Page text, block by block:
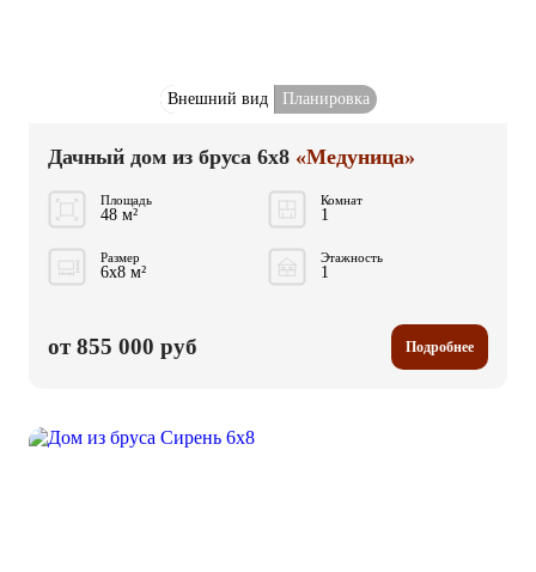
Внешний вид Планировка
Дачный дом из бруса 6x8 «Медуница»
Площадь
48 м²
Комнат
1
Размер
6x8 м²
Этажность
1
от 855 000 руб Подробнее